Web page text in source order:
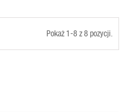
Pokaż 1-8 z 8 pozycji.